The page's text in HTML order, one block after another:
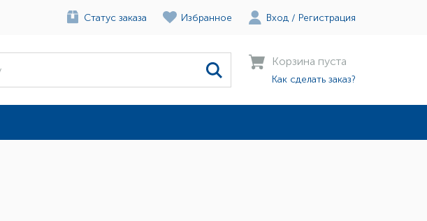
Статус заказа Избранное Вход / Регистрация
Корзина пуста
Как сделать заказ?